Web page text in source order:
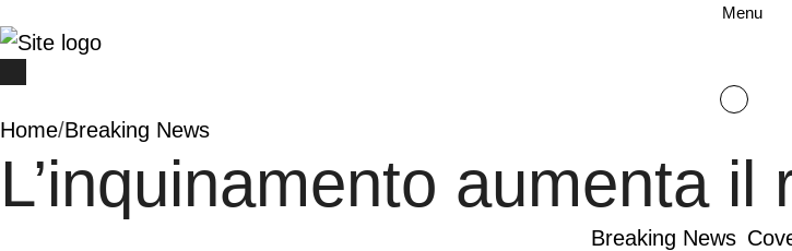
Menu
Home/Breaking News
L’inquinamento aumenta
Breaking News